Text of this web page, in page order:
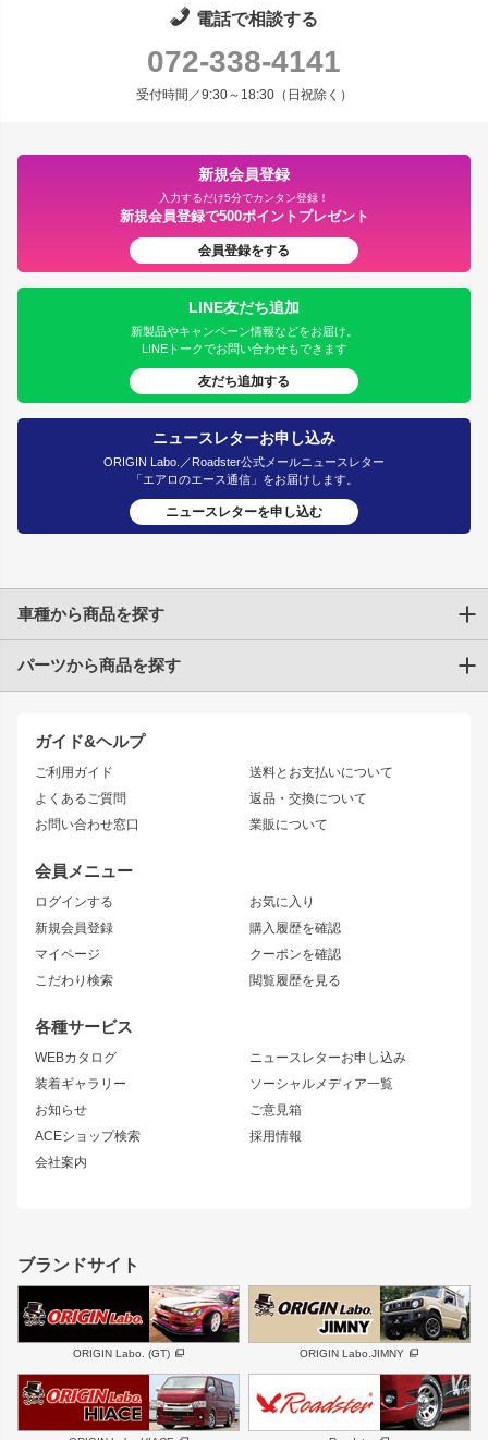
電話で相談する
072-338-4141
受付時間／9:30～18:30（日祝除く）
新規会員登録
入力するだけ5分でカンタン登録！
新規会員登録で500ポイントプレゼント
会員登録をする
LINE友だち追加
新製品やキャンペーン情報などをお届け。
LINEトークでお問い合わせもできます
友だち追加する
ニュースレターお申し込み
ORIGIN Labo.／Roadster公式メールニュースレター
「エアロのエース通信」をお届けします。
ニュースレターを申し込む
ガイド&ヘルプ
ご利用ガイド
よくあるご質問
お問い合わせ窓口
送料とお支払いについて
返品・交換について
業販について
会員メニュー
ログインする
新規会員登録
マイページ
こだわり検索
お気に入り
購入履歴を確認
クーポンを確認
閲覧履歴を見る
各種サービス
WEBカタログ
装着ギャラリー
お知らせ
ACEショップ検索
会社案内
ニュースレターお申し込み
ソーシャルメディア一覧
ご意見箱
採用情報
車種から商品を探す
トヨタ
JZX90 CHASER
JZX110 MARK II
JZX100 MARK II
JZX90 MARK II
トレノ
マークX
アリスト
ソアラ
アルテッツァ
ニッサン
S15 シルビア
S14 シルビア 後期
S13 シルビア
180SX
シルエイティ
ワンビア
ローレル
セフィーロ
キャラバン
スズキ
GS350
SC
スバル 三菱
デリカ D:5
軽自動車 汎用
パーツから商品を探す
エアロシリーズ
ドリフトライン
風神
雷神
レーシングライン
アタックライン
ストリームライン
リアウイング
ジムニーパーツ
ホイール
MUD-S7
MUD-SR7
まつど家 鉄漢
ボンネット
フェンダー
サイドパーツ
リアゲート
メンテナンスパーツ
ハイエースパーツ
ホイール
DAYTONA-RS
DAYTONA-RS NEO
ブランドサイト
ORIGIN Labo. (GT) ORIGIN Labo.JIMNY